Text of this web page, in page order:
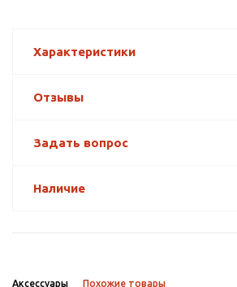
Характеристики
Отзывы
Задать вопрос
Наличие
Аксессуары Похожие товары